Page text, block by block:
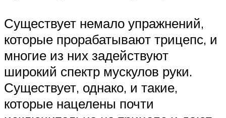
Существует немало упражнений,
которые прорабатывают трицепс, и
многие из них задействуют
широкий спектр мускулов руки.
Существует, однако, и такие,
которые нацелены почти